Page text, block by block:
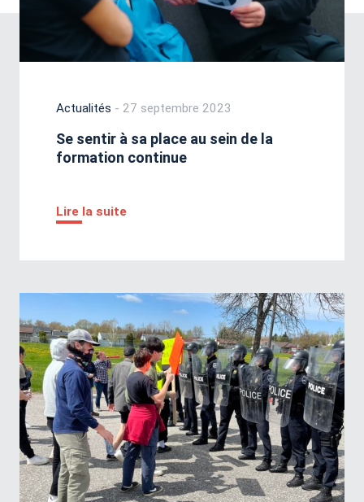
Actualités - 27 septembre 2023
Se sentir à sa place au sein de la
formation continue
Lire la suite